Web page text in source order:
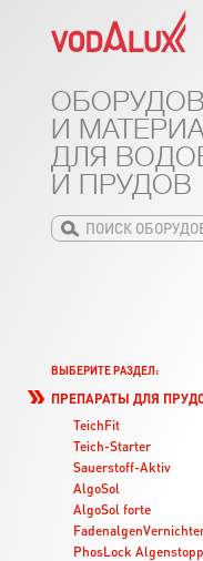
И
ДЛЯ
И ПРУДОВ
ВЫБЕРИТЕ РАЗДЕЛ:
ПРЕПАРАТЫ ДЛЯ
TeichFit
Teich-Starter
Sauerstoff-Aktiv
AlgoSol
AlgoSol forte
PhosLock Algenstopp